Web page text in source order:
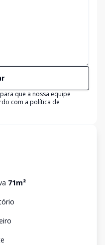
que a nossa equipe
com a política de
71m²